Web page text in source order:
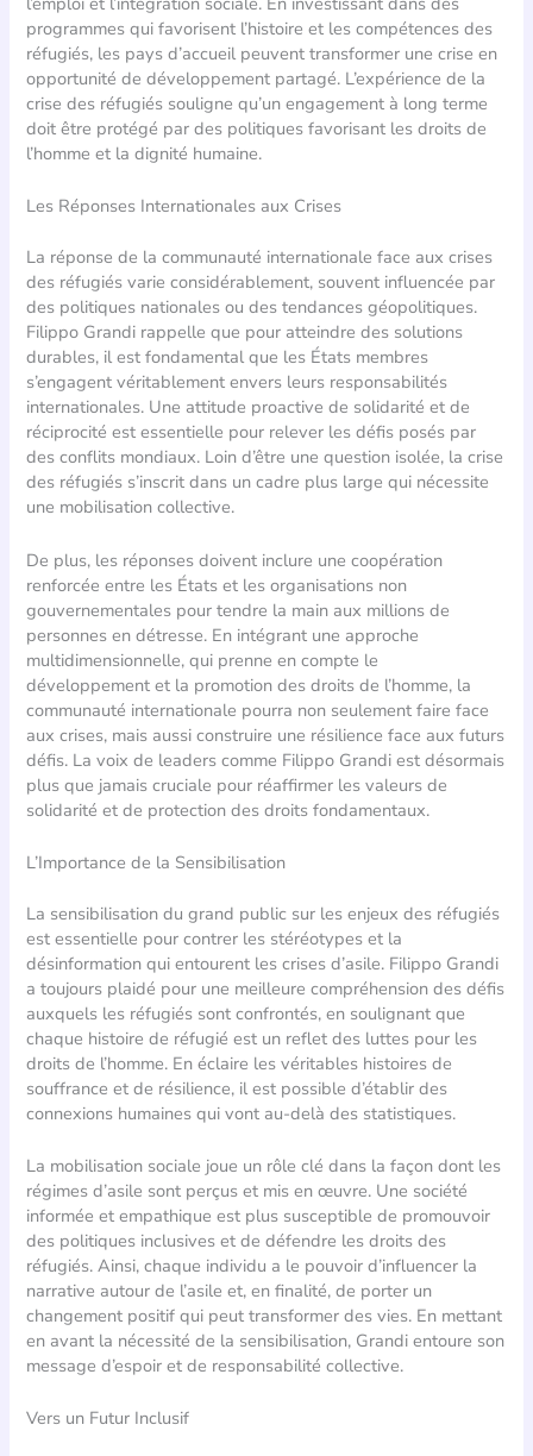
programmes qui favorisent l’histoire et les compétences des
réfugiés, les pays d’accueil peuvent transformer une crise en
opportunité de développement partagé. L’expérience de la
crise des réfugiés souligne qu’un engagement à long terme
doit être protégé par des politiques favorisant les droits de
l’homme et la dignité humaine.
Les Réponses Internationales aux Crises
La réponse de la communauté internationale face aux crises
des réfugiés varie considérablement, souvent influencée par
des politiques nationales ou des tendances géopolitiques.
Filippo Grandi rappelle que pour atteindre des solutions
durables, il est fondamental que les États membres
s’engagent véritablement envers leurs responsabilités
internationales. Une attitude proactive de solidarité et de
réciprocité est essentielle pour relever les défis posés par
des conflits mondiaux. Loin d’être une question isolée, la crise
des réfugiés s’inscrit dans un cadre plus large qui nécessite
une mobilisation collective.
De plus, les réponses doivent inclure une coopération
renforcée entre les États et les organisations non
gouvernementales pour tendre la main aux millions de
personnes en détresse. En intégrant une approche
multidimensionnelle, qui prenne en compte le
développement et la promotion des droits de l’homme, la
communauté internationale pourra non seulement faire face
aux crises, mais aussi construire une résilience face aux futurs
défis. La voix de leaders comme Filippo Grandi est désormais
plus que jamais cruciale pour réaffirmer les valeurs de
solidarité et de protection des droits fondamentaux.
L’Importance de la Sensibilisation
La sensibilisation du grand public sur les enjeux des réfugiés
est essentielle pour contrer les stéréotypes et la
désinformation qui entourent les crises d’asile. Filippo Grandi
a toujours plaidé pour une meilleure compréhension des défis
auxquels les réfugiés sont confrontés, en soulignant que
chaque histoire de réfugié est un reflet des luttes pour les
droits de l’homme. En éclaire les véritables histoires de
souffrance et de résilience, il est possible d’établir des
connexions humaines qui vont au-delà des statistiques.
La mobilisation sociale joue un rôle clé dans la façon dont les
régimes d’asile sont perçus et mis en œuvre. Une société
informée et empathique est plus susceptible de promouvoir
des politiques inclusives et de défendre les droits des
réfugiés. Ainsi, chaque individu a le pouvoir d’influencer la
narrative autour de l’asile et, en finalité, de porter un
changement positif qui peut transformer des vies. En mettant
en avant la nécessité de la sensibilisation, Grandi entoure son
message d’espoir et de responsabilité collective.
Vers un Futur Inclusif